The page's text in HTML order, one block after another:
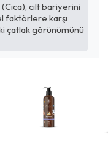
(Cica), cilt bariyerini
faktörlere karşı
çatlak görünümünü